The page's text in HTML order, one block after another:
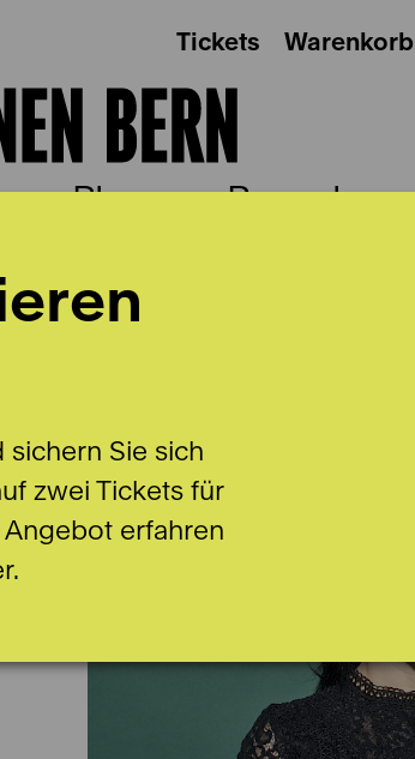
Tickets Warenkorb
Plus Besuch
Sie sich
zwei Tickets für
erfahren